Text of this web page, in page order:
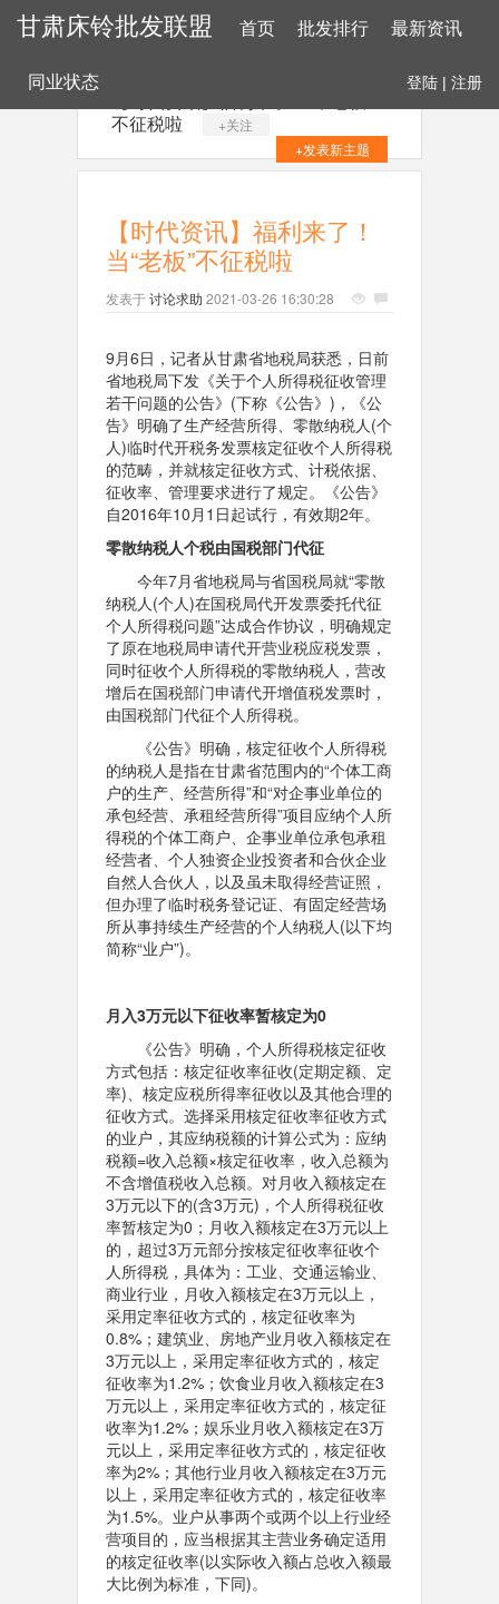
甘肃床铃批发联盟 首页 批发排行 最新资讯
同业状态 登陆 | 注册
不征税啦
+关注
+发表新主题
【时代资讯】福利来了！
当“老板”不征税啦
发表于讨论求助 2021-03-26 16:30:28
9月6日，记者从甘肃省地税局获悉，日前
省地税局下发《关于个人所得税征收管理
若干问题的公告》(下称《公告》)，《公
告》明确了生产经营所得、零散纳税人(个
人)临时代开税务发票核定征收个人所得税
的范畴，并就核定征收方式、计税依据、
征收率、管理要求进行了规定。《公告》
自2016年10月1日起试行，有效期2年。
零散纳税人个税由国税部门代征
今年7月省地税局与省国税局就“零散
纳税人(个人)在国税局代开发票委托代征
个人所得税问题”达成合作协议，明确规定
了原在地税局申请代开营业税应税发票，
同时征收个人所得税的零散纳税人，营改
增后在国税部门申请代开增值税发票时，
由国税部门代征个人所得税。
《公告》明确，核定征收个人所得税
的纳税人是指在甘肃省范围内的“个体工商
户的生产、经营所得”和“对企事业单位的
承包经营、承租经营所得”项目应纳个人所
得税的个体工商户、企事业单位承包承租
经营者、个人独资企业投资者和合伙企业
自然人合伙人，以及虽未取得经营证照，
但办理了临时税务登记证、有固定经营场
所从事持续生产经营的个人纳税人(以下均
简称“业户”)。
月入3万元以下征收率暂核定为0
《公告》明确，个人所得税核定征收
方式包括：核定征收率征收(定期定额、定
率)、核定应税所得率征收以及其他合理的
征收方式。选择采用核定征收率征收方式
的业户，其应纳税额的计算公式为：应纳
税额=收入总额×核定征收率，收入总额为
不含增值税收入总额。对月收入额核定在
3万元以下的(含3万元)，个人所得税征收
率暂核定为0；月收入额核定在3万元以上
的，超过3万元部分按核定征收率征收个
人所得税，具体为：工业、交通运输业、
商业行业，月收入额核定在3万元以上，
采用定率征收方式的，核定征收率为
0.8%；建筑业、房地产业月收入额核定在
3万元以上，采用定率征收方式的，核定
征收率为1.2%；饮食业月收入额核定在3
万元以上，采用定率征收方式的，核定征
收率为1.2%；娱乐业月收入额核定在3万
元以上，采用定率征收方式的，核定征收
率为2%；其他行业月收入额核定在3万元
以上，采用定率征收方式的，核定征收率
为1.5%。业户从事两个或两个以上行业经
营项目的，应当根据其主营业务确定适用
的核定征收率(以实际收入额占总收入额最
大比例为标准，下同)。